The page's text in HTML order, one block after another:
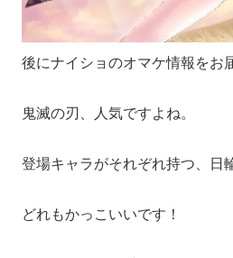
後にナイショのオマケ情報をお
鬼滅の刃、人気ですよね。
登場キャラがそれぞれ持つ、日
どれもかっこいいです！